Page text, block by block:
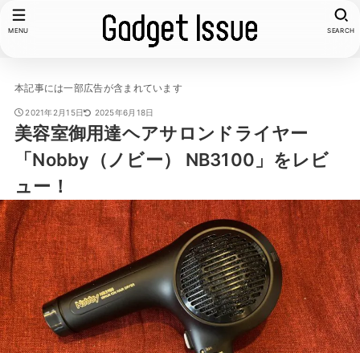
SEARCH
MENU
本記事には一部広告が含まれています
2021年2月15日 2025年6月18日
美容室御用達ヘアサロンドライヤー
「Nobby（ノビー） NB3100」をレビ
ュー！